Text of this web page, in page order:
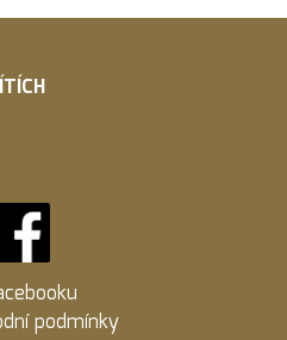
SÍTÍCH
podmínky